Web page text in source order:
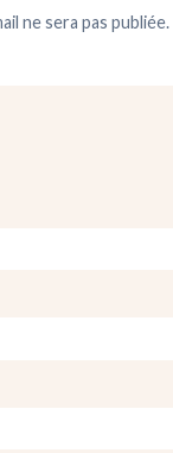
ne sera pas publiée.